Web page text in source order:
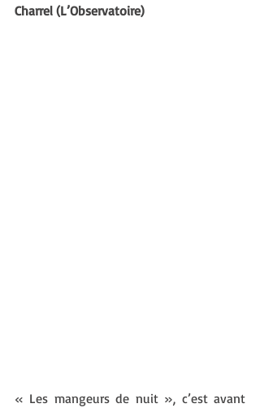
Charrel (L’Observatoire)
« Les mangeurs de nuit », c’est avant